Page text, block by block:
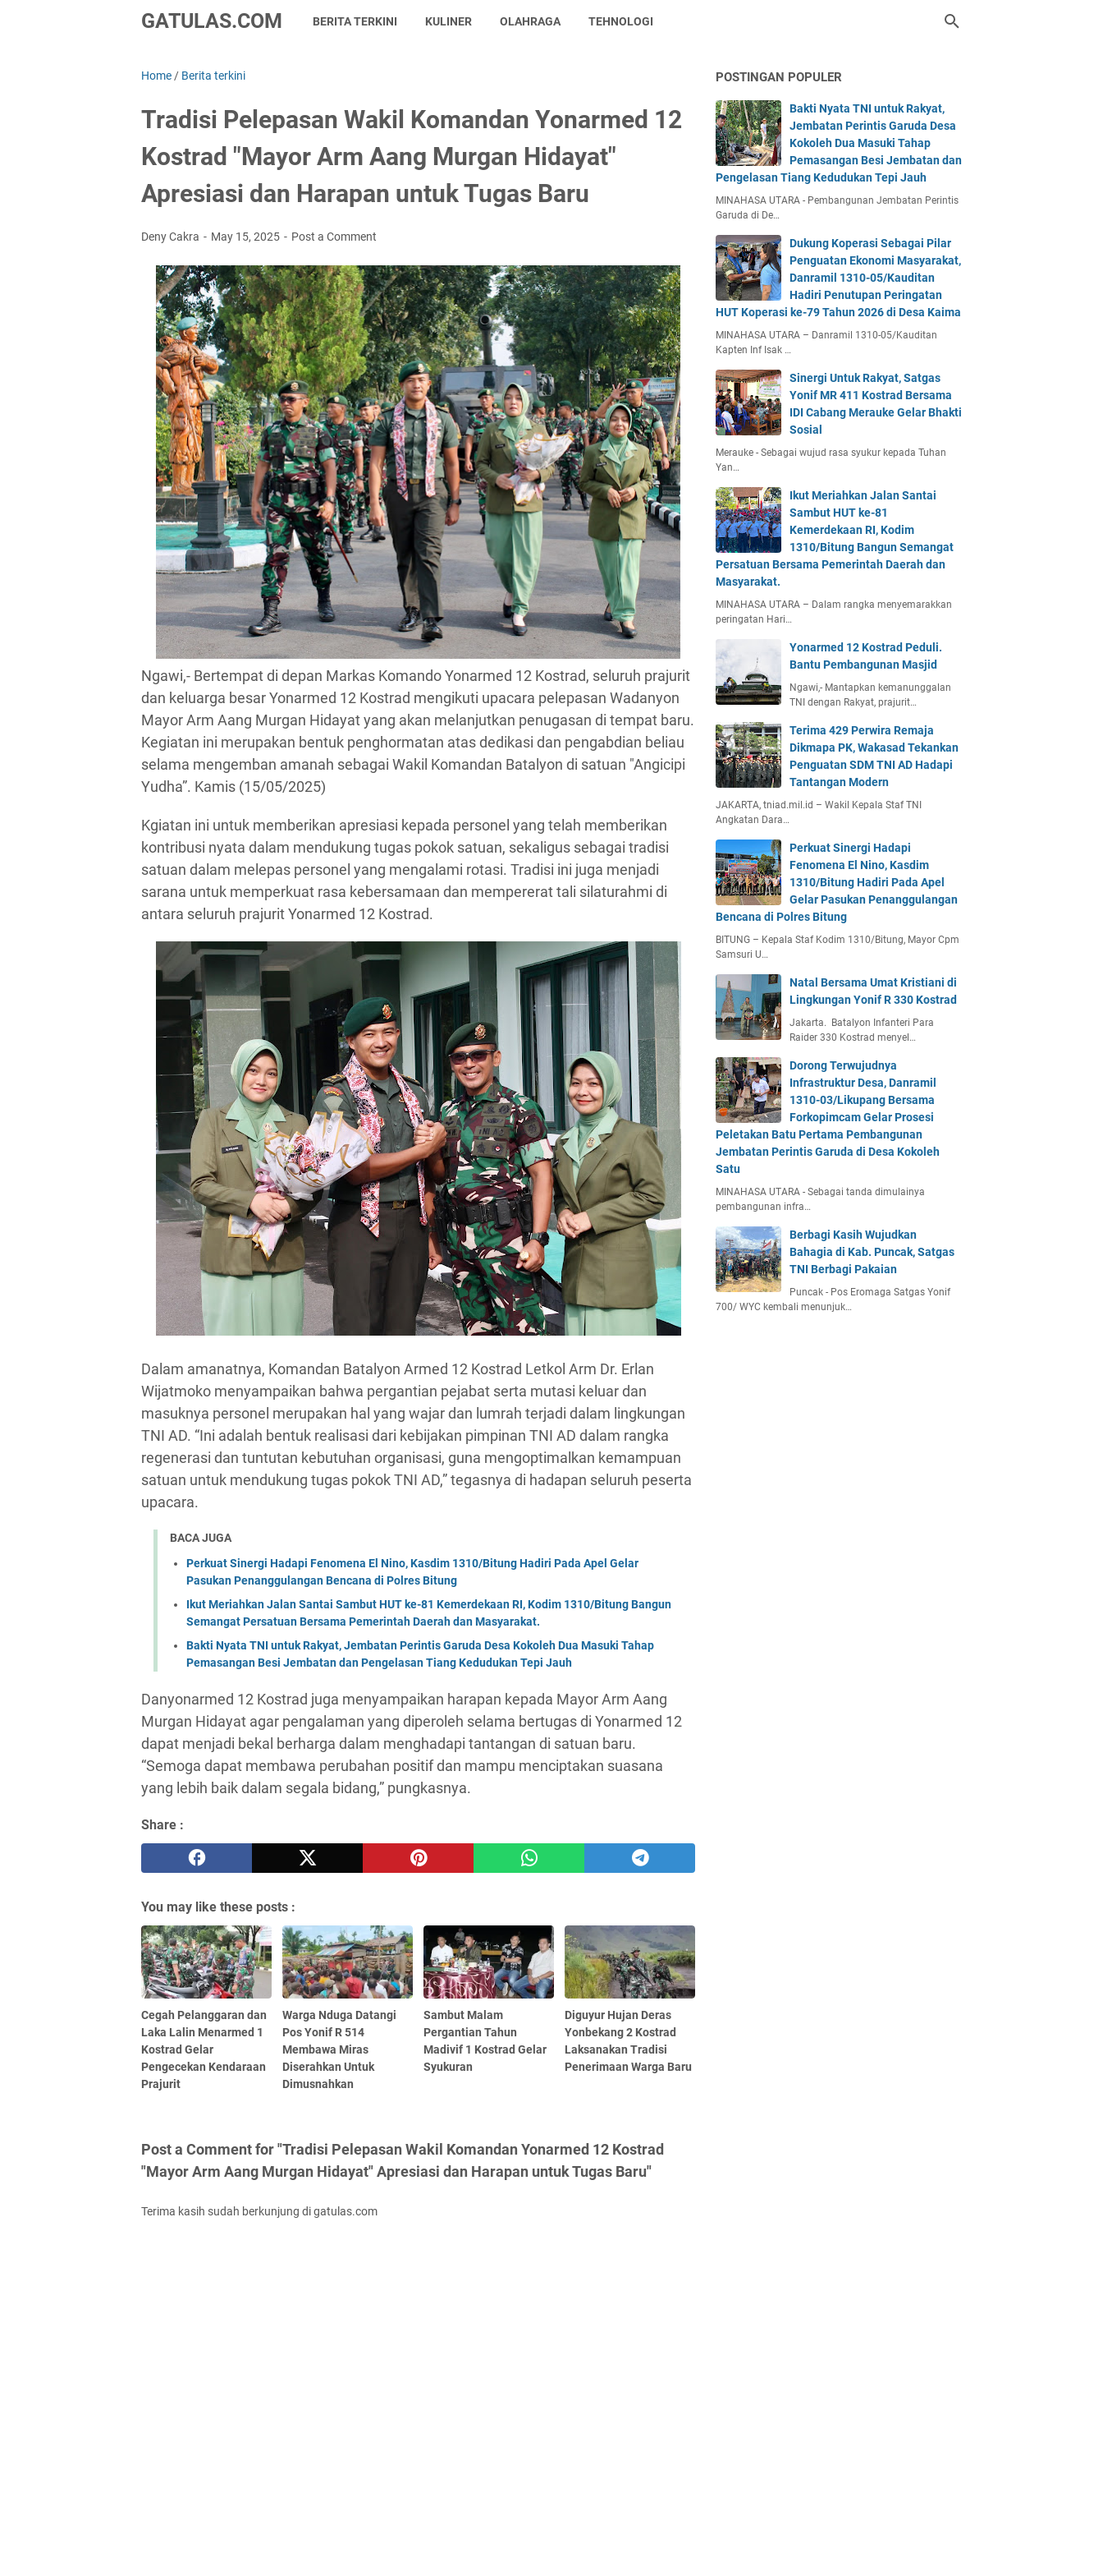
GATULAS.COM BERITA TERKINI KULINER OLAHRAGA TEHNOLOGI
Home / Berita terkini
Tradisi Pelepasan Wakil Komandan Yonarmed 12
Kostrad "Mayor Arm Aang Murgan Hidayat"
Apresiasi dan Harapan untuk Tugas Baru
Deny Cakra May 15, 2025 Post a Comment
Ngawi,- Bertempat di depan Markas Komando Yonarmed 12 Kostrad, seluruh prajurit
dan keluarga besar Yonarmed 12 Kostrad mengikuti upacara pelepasan Wadanyon
Mayor Arm Aang Murgan Hidayat yang akan melanjutkan penugasan di tempat baru.
Kegiatan ini merupakan bentuk penghormatan atas dedikasi dan pengabdian beliau
selama mengemban amanah sebagai Wakil Komandan Batalyon di satuan "Angicipi
Yudha”. Kamis (15/05/2025)
Kgiatan ini untuk memberikan apresiasi kepada personel yang telah memberikan
kontribusi nyata dalam mendukung tugas pokok satuan, sekaligus sebagai tradisi
satuan dalam melepas personel yang mengalami rotasi. Tradisi ini juga menjadi
sarana untuk memperkuat rasa kebersamaan dan mempererat tali silaturahmi di
antara seluruh prajurit Yonarmed 12 Kostrad.
Dalam amanatnya, Komandan Batalyon Armed 12 Kostrad Letkol Arm Dr. Erlan
Wijatmoko menyampaikan bahwa pergantian pejabat serta mutasi keluar dan
masuknya personel merupakan hal yang wajar dan lumrah terjadi dalam lingkungan
TNI AD. “Ini adalah bentuk realisasi dari kebijakan pimpinan TNI AD dalam rangka
regenerasi dan tuntutan kebutuhan organisasi, guna mengoptimalkan kemampuan
satuan untuk mendukung tugas pokok TNI AD,” tegasnya di hadapan seluruh peserta
upacara.
BACA JUGA
Perkuat Sinergi Hadapi Fenomena El Nino, Kasdim 1310/Bitung Hadiri Pada Apel Gelar
Pasukan Penanggulangan Bencana di Polres Bitung
Ikut Meriahkan Jalan Santai Sambut HUT ke-81 Kemerdekaan RI, Kodim 1310/Bitung Bangun
Semangat Persatuan Bersama Pemerintah Daerah dan Masyarakat.
Bakti Nyata TNI untuk Rakyat, Jembatan Perintis Garuda Desa Kokoleh Dua Masuki Tahap
Pemasangan Besi Jembatan dan Pengelasan Tiang Kedudukan Tepi Jauh
Danyonarmed 12 Kostrad juga menyampaikan harapan kepada Mayor Arm Aang
Murgan Hidayat agar pengalaman yang diperoleh selama bertugas di Yonarmed 12
dapat menjadi bekal berharga dalam menghadapi tantangan di satuan baru.
“Semoga dapat membawa perubahan positif dan mampu menciptakan suasana
yang lebih baik dalam segala bidang,” pungkasnya.
Share :
You may like these posts :
Cegah Pelanggaran dan
Laka Lalin Menarmed 1
Kostrad Gelar
Pengecekan Kendaraan
Prajurit
Warga Nduga Datangi
Pos Yonif R 514
Membawa Miras
Diserahkan Untuk
Dimusnahkan
Sambut Malam
Pergantian Tahun
Madivif 1 Kostrad Gelar
Syukuran
Diguyur Hujan Deras
Yonbekang 2 Kostrad
Laksanakan Tradisi
Penerimaan Warga Baru
Post a Comment for "Tradisi Pelepasan Wakil Komandan Yonarmed 12 Kostrad
"Mayor Arm Aang Murgan Hidayat" Apresiasi dan Harapan untuk Tugas Baru"
Terima kasih sudah berkunjung di gatulas.com
POSTINGAN POPULER
Bakti Nyata TNI untuk Rakyat,
Jembatan Perintis Garuda Desa
Kokoleh Dua Masuki Tahap
Pemasangan Besi Jembatan dan
Pengelasan Tiang Kedudukan Tepi Jauh
MINAHASA UTARA - Pembangunan Jembatan Perintis
Garuda di De…
Dukung Koperasi Sebagai Pilar
Penguatan Ekonomi Masyarakat,
Danramil 1310-05/Kauditan
Hadiri Penutupan Peringatan
HUT Koperasi ke-79 Tahun 2026 di Desa Kaima
MINAHASA UTARA – Danramil 1310-05/Kauditan
Kapten Inf Isak …
Sinergi Untuk Rakyat, Satgas
Yonif MR 411 Kostrad Bersama
IDI Cabang Merauke Gelar Bhakti
Sosial
Merauke - Sebagai wujud rasa syukur kepada Tuhan
Yan…
Ikut Meriahkan Jalan Santai
Sambut HUT ke-81
Kemerdekaan RI, Kodim
1310/Bitung Bangun Semangat
Persatuan Bersama Pemerintah Daerah dan
Masyarakat.
MINAHASA UTARA – Dalam rangka menyemarakkan
peringatan Hari…
Yonarmed 12 Kostrad Peduli.
Bantu Pembangunan Masjid
Ngawi,- Mantapkan kemanunggalan
TNI dengan Rakyat, prajurit…
Terima 429 Perwira Remaja
Dikmapa PK, Wakasad Tekankan
Penguatan SDM TNI AD Hadapi
Tantangan Modern
JAKARTA, tniad.mil.id – Wakil Kepala Staf TNI
Angkatan Dara…
Perkuat Sinergi Hadapi
Fenomena El Nino, Kasdim
1310/Bitung Hadiri Pada Apel
Gelar Pasukan Penanggulangan
Bencana di Polres Bitung
BITUNG – Kepala Staf Kodim 1310/Bitung, Mayor Cpm
Samsuri U…
Natal Bersama Umat Kristiani di
Lingkungan Yonif R 330 Kostrad
Jakarta. Batalyon Infanteri Para
Raider 330 Kostrad menyel…
Dorong Terwujudnya
Infrastruktur Desa, Danramil
1310-03/Likupang Bersama
Forkopimcam Gelar Prosesi
Peletakan Batu Pertama Pembangunan
Jembatan Perintis Garuda di Desa Kokoleh
Satu
MINAHASA UTARA - Sebagai tanda dimulainya
pembangunan infra…
Berbagi Kasih Wujudkan
Bahagia di Kab. Puncak, Satgas
TNI Berbagi Pakaian
Puncak - Pos Eromaga Satgas Yonif
700/ WYC kembali menunjuk…